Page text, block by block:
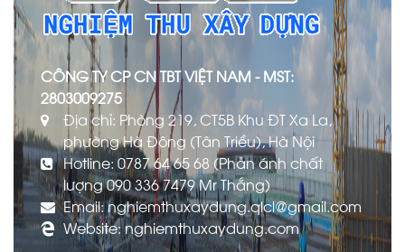
CÔNG TY CP CN TBT VIỆT NAM - MST:
2803009275
Địa chỉ: Phòng 219, CT5B Khu ĐT Xa La,
phường Hà Đông (Tân Triều), Hà Nội
Hotline: 0787 64 65 68 (Phản ánh chất
lượng 090 336 7479 Mr Thắng)
Email: nghiemthuxaydung.qlcl@gmail.com
Website: nghiemthuxaydung.com